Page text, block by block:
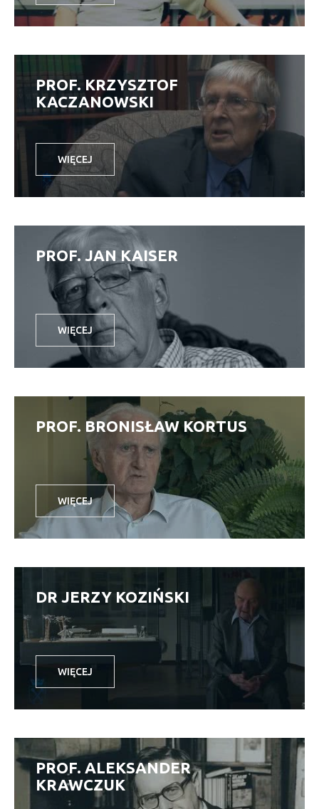
PROF. KRZYSZTOF
KACZANOWSKI
WIĘCEJ
PROF. JAN KAISER
WIĘCEJ
PROF. BRONISŁAW KORTUS
WIĘCEJ
DR JERZY KOZIŃSKI
WIĘCEJ
PROF. ALEKSANDER
KRAWCZUK